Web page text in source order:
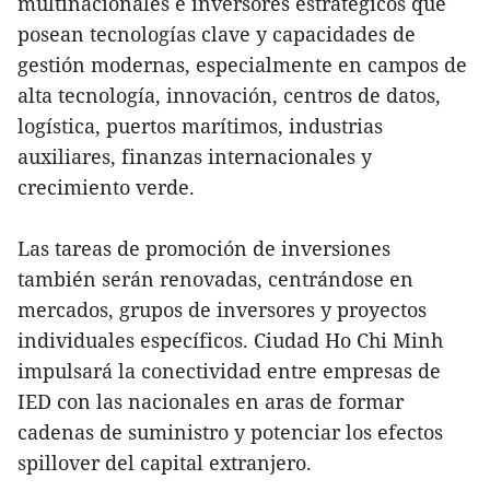
posean tecnologías clave y capacidades de
gestión modernas, especialmente en campos de
alta tecnología, innovación, centros de datos,
logística, puertos marítimos, industrias
auxiliares, finanzas internacionales y
crecimiento verde.
Las tareas de promoción de inversiones
también serán renovadas, centrándose en
mercados, grupos de inversores y proyectos
individuales específicos. Ciudad Ho Chi Minh
impulsará la conectividad entre empresas de
IED con las nacionales en aras de formar
cadenas de suministro y potenciar los efectos
spillover del capital extranjero.